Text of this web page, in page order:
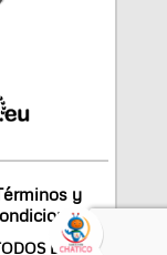
y
LOS